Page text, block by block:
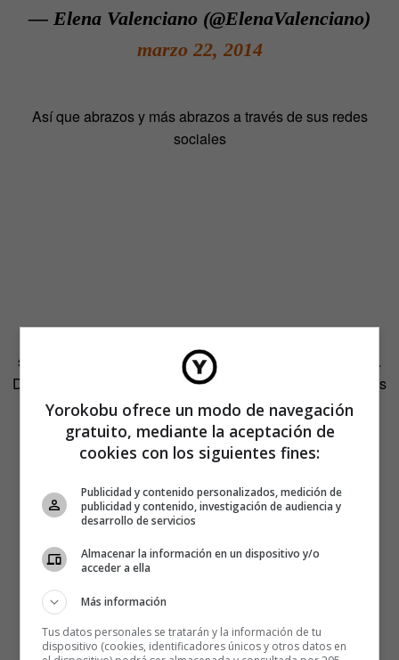
— Elena Valenciano (@ElenaValenciano)
marzo 22, 2014
Así que abrazos y más abrazos a través de sus redes
sociales
supermodernos aunque ya estén más vistos que el tebeo.
De hecho,
no es un vicio exclusivo del PSOE
, aunque sí es
cierto que son quienes más lo explotan:
@micaela_navarroy@PacoReyesm
Martos, Jaén
pic.twitter.com/GtUtw6QE8f
— Elena Valenciano (@ElenaValenciano)
abril 4, 2014
Yorokobu ofrece un modo de navegación
gratuito, mediante la aceptación de
cookies con los siguientes fines:
Publicidad y contenido personalizados, medición de
publicidad y contenido, investigación de audiencia y
desarrollo de servicios
Almacenar la información en un dispositivo y/o
acceder a ella
Más información
Tus datos personales se tratarán y la información de tu
dispositivo (cookies, identificadores únicos y otros datos en